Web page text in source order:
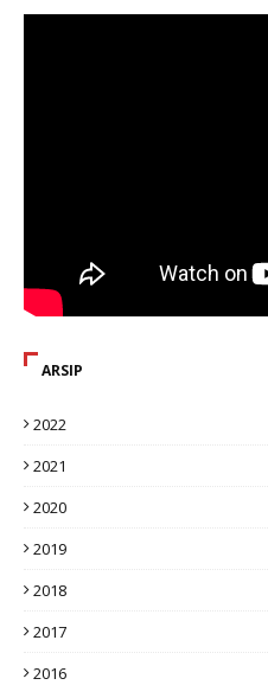
ARSIP
2022
2021
2020
2019
2018
2017
2016